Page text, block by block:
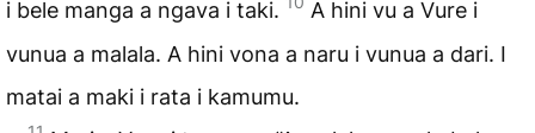
i bele manga a ngava i taki.
A hini vu a Vure i
vunua a malala. A hini vona a naru i vunua a dari. I
matai a maki i rata i kamumu.